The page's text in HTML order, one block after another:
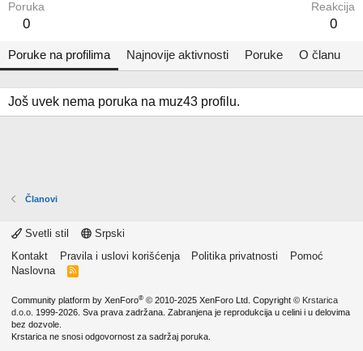
Poruka
0
Reakcija
0
Poruke na profilima Najnovije aktivnosti Poruke O članu
Još uvek nema poruka na muz43 profilu.
Članovi
Svetli stil
Srpski
Kontakt
Pravila i uslovi korišćenja Politika privatnosti
Pomoć
Naslovna
R
Community platform by XenForo® © 2010-2025 XenForo Ltd. Copyright © Krstarica
d.o.o. 1999-2026. Sva prava zadržana. Zabranjena je reprodukcija u celini i u delovima
bez dozvole.
Krstarica ne snosi odgovornost za sadržaj poruka.